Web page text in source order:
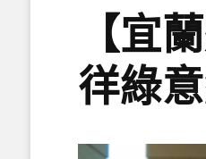
【宜
徉綠